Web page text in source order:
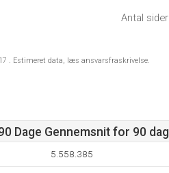
Antal sider
. Estimeret data, læs ansvarsfraskrivelse.
Dage Gennemsnit for 90
5.558.385